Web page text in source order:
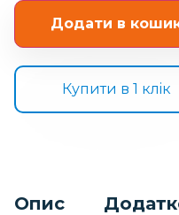
Додати в
Купити в 1 клiк
Опис